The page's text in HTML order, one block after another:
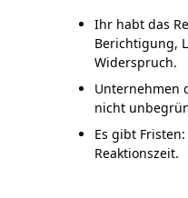
Ihr habt das
Berichtigung,
Widerspruch.
Unternehmen
nicht
Es gibt
Reaktionszeit.